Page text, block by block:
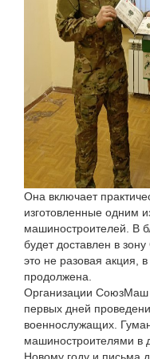
Она включает
изготовленные одним
машиностроителей. В
будет доставлен в
это не разовая акция,
продолжена.
Организации СоюзМаш
первых дней
военнослужащих.
машиностроителями в